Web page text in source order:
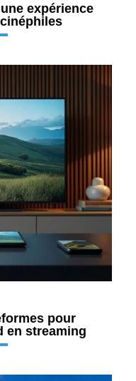
expérience
pour
en streaming